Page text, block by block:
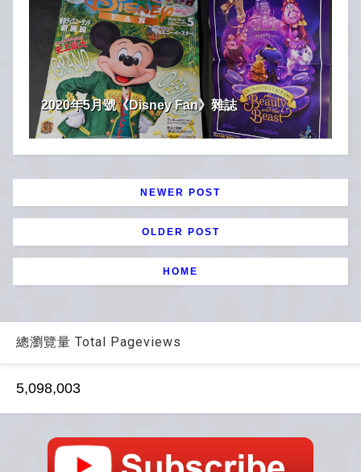
2020年5月號《Disney Fan》雜誌
NEWER POST
OLDER POST
HOME
總瀏覽量 Total Pageviews
5,098,003